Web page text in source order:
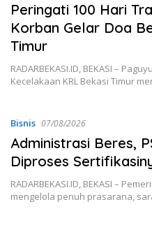
Peringati 100 Hari
Korban Gelar Doa
Timur
RADARBEKASI.ID, BEKASI –
Kecelakaan KRL Bekasi Timur
Bisnis 07/08/2026
Administrasi Beres,
Diproses
RADARBEKASI.ID, BEKASI –
mengelola penuh prasarana,